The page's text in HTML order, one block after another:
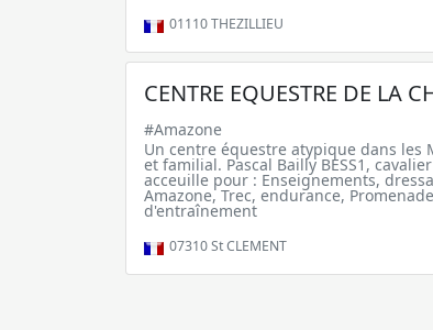
01110THEZILLIEU
CENTRE EQUESTRE DE LA
#Amazone
Un centre équestre atypique dans les
et familial. Pascal Bailly BESS1,
acceuille pour : Enseignements,
Amazone, Trec, endurance,
d'entraînement
07310St CLEMENT